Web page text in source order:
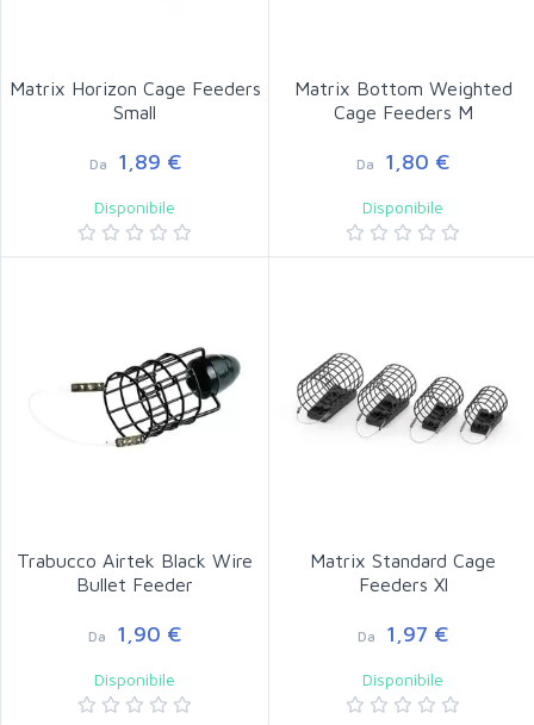
Matrix Horizon Cage Feeders
Small
Da 1,89 €
Disponibile
Matrix Bottom Weighted
Cage Feeders M
Da 1,80 €
Disponibile
Trabucco Airtek Black Wire
Bullet Feeder
Da 1,90 €
Disponibile
Matrix Standard Cage
Feeders Xl
Da 1,97 €
Disponibile